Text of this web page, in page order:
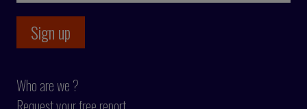
Who are we ?